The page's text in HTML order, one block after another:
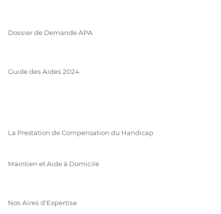
Dossier de Demande APA
Guide des Aides 2024
La Prestation de Compensation du Handicap
Maintien et Aide à Domicile
Nos Aires d'Expertise